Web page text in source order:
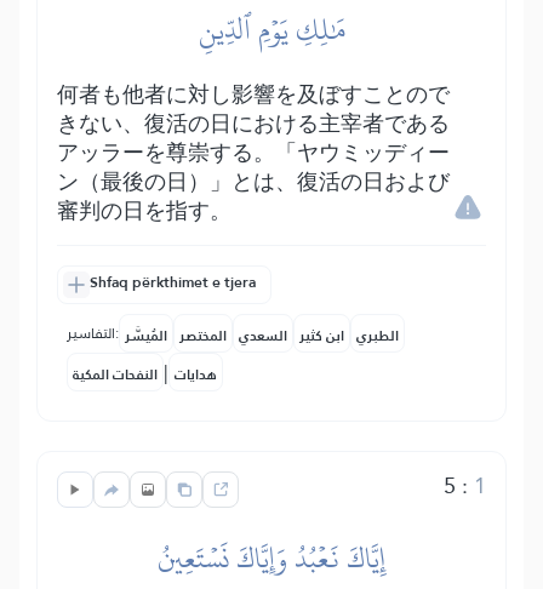
مَٰلِكِ يَوۡمِ ٱلدِّينِ
何者も他者に対し影響を及ぼすことので
きない、復活の日における主宰者である
アッラーを尊崇する。「ヤウミッディー
ン（最後の日）」とは、復活の日および
審判の日を指す。
Shfaq përkthimet e tjera
التفاسير: المُيسَّر المختصر السعدي ابن كثير الطبري
النفحات المكية | هدايات
5 : 1
إِيَّاكَ نَعۡبُدُ وَإِيَّاكَ نَسۡتَعِينُ